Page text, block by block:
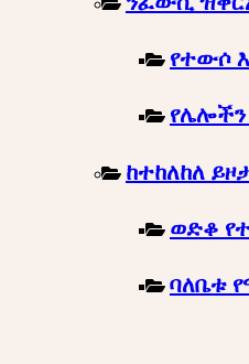
የተውሶ
ከተከለከለ
ወድቆ
ባለቤቱ